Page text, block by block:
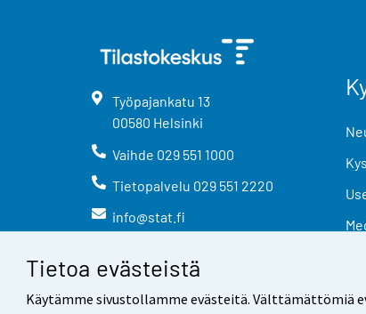
Tietoa evästeistä
Käytämme sivustollamme evästeitä. Välttämättömiä
Työpajankatu 13
00580 Helsinki
Vaihde 029 551 1000
Tietopalvelu 029 551 2220
info@stat.fi